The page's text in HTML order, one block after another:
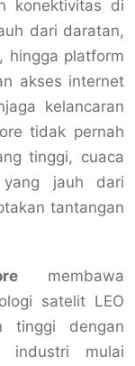
konektivitas di
dari daratan,
hingga platform
akses internet
kelancaran
tidak pernah
tinggi, cuaca
jauh dari
tantangan
membawa
satelit LEO
tinggi dengan
industri mulai